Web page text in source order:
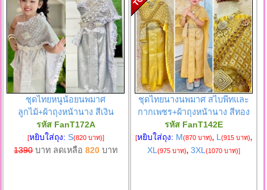
ชุดไทยหนูน้อยนพมาศ
ลูกไม้+ผ้าถุงหน้านาง สีเงิน
รหัส FanT172A
[หยิบใส่ถุง: S(820 บาท)]
1390บาท ลดเหลือ820 บาท
ชุดไทยนางนพมาศ สไบพีทและ
กากเพชร+ผ้าถุงหน้านาง สีทอง
รหัส FanT142E
[หยิบใส่ถุง: M(870 บาท), L (915 บาท),
XL (975 บาท), 3XL (1070 บาท)]